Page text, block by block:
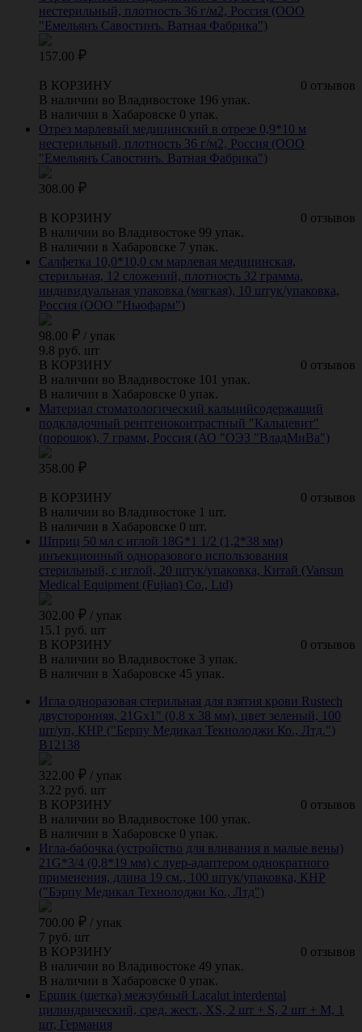
нестерильный, плотность 36 г/м2, Россия (ООО
"Емельянъ Савостинъ. Ватная Фабрика")
157.00
0 отзывов
В КОРЗИНУ
В наличии во Владивостоке 196 упак.
В наличии в Хабаровске 0 упак.
Отрез марлевый медицинский в отрезе 0,9*10 м
нестерильный, плотность 36 г/м2, Россия (ООО
"Емельянъ Савостинъ. Ватная Фабрика")
308.00
0 отзывов
В КОРЗИНУ
В наличии во Владивостоке 99 упак.
В наличии в Хабаровске 7 упак.
Салфетка 10,0*10,0 см марлевая медицинская,
стерильная, 12 сложений, плотность 32 грамма,
индивидуальная упаковка (мягкая), 10 штук/упаковка,
Россия (ООО "Ньюфарм")
98.00 / упак
9.8 руб. шт
0 отзывов
В КОРЗИНУ
В наличии во Владивостоке 101 упак.
В наличии в Хабаровске 0 упак.
Материал стоматологический кальцийсодержащий
подкладочный рентгеноконтрастный "Кальцевит"
(порошок), 7 грамм, Россия (АО "ОЭЗ "ВладМиВа")
358.00
0 отзывов
В КОРЗИНУ
В наличии во Владивостоке 1 шт.
В наличии в Хабаровске 0 шт.
Шприц 50 мл с иглой 18G*1 1/2 (1,2*38 мм)
инъекционный одноразового использования
стерильный, с иглой, 20 штук/упаковка, Китай (Vansun
Medical Equipment (Fujian) Co., Ltd)
302.00 / упак
15.1 руб. шт
0 отзывов
В КОРЗИНУ
В наличии во Владивостоке 3 упак.
В наличии в Хабаровске 45 упак.
Игла одноразовая стерильная для взятия крови Rustech
двусторонняя, 21Gх1" (0,8 х 38 мм), цвет зеленый, 100
шт/уп, КНР ("Берпу Медикал Текнолоджи Ко., Лтд.")
B12138
322.00 / упак
3.22 руб. шт
0 отзывов
В КОРЗИНУ
В наличии во Владивостоке 100 упак.
В наличии в Хабаровске 0 упак.
Игла-бабочка (устройство для вливания в малые вены)
21G*3/4 (0,8*19 мм) с луер-адаптером однократного
применения, длина 19 см., 100 штук/упаковка, КНР
("Бэрпу Медикал Технолоджи Ко., Лтд")
700.00 / упак
7 руб. шт
0 отзывов
В КОРЗИНУ
В наличии во Владивостоке 49 упак.
В наличии в Хабаровске 0 упак.
Ершик (щетка) межзубный Lacalut interdental
цилиндрический, сред. жест., XS, 2 шт + S, 2 шт + M, 1
шт, Германия